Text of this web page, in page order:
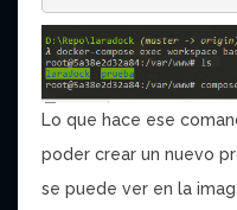
Lo que hace ese
poder crear un nuevo
se puede ver en la